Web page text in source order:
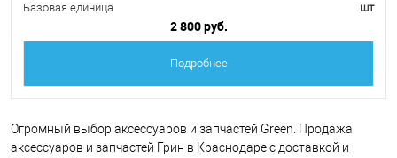
Базовая единица
шт
2 800 руб.
Подробнее
Огромный выбор аксессуаров и запчастей Green. Продажа
аксессуаров и запчастей Грин в Краснодаре с доставкой и